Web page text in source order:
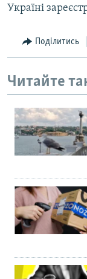
Україні
Поділитись
Читайте